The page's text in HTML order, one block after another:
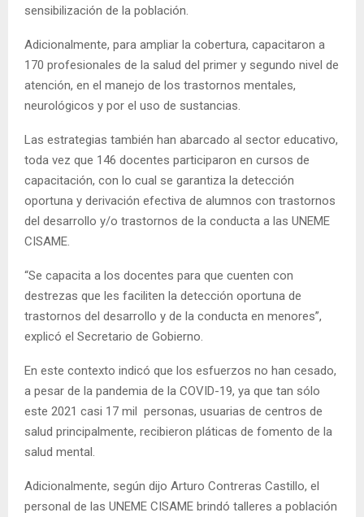
sensibilización de la población.
Adicionalmente, para ampliar la cobertura, capacitaron a
170 profesionales de la salud del primer y segundo nivel de
atención, en el manejo de los trastornos mentales,
neurológicos y por el uso de sustancias.
Las estrategias también han abarcado al sector educativo,
toda vez que 146 docentes participaron en cursos de
capacitación, con lo cual se garantiza la detección
oportuna y derivación efectiva de alumnos con trastornos
del desarrollo y/o trastornos de la conducta a las UNEME
CISAME.
“Se capacita a los docentes para que cuenten con
destrezas que les faciliten la detección oportuna de
trastornos del desarrollo y de la conducta en menores”,
explicó el Secretario de Gobierno.
En este contexto indicó que los esfuerzos no han cesado,
a pesar de la pandemia de la COVID-19, ya que tan sólo
este 2021 casi 17 mil personas, usuarias de centros de
salud principalmente, recibieron pláticas de fomento de la
salud mental.
Adicionalmente, según dijo Arturo Contreras Castillo, el
personal de las UNEME CISAME brindó talleres a población